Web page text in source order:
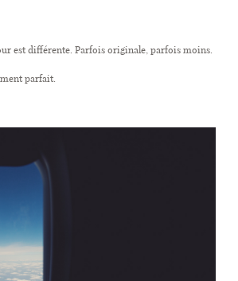
est différente. Parfois originale, parfois moins.
parfait.